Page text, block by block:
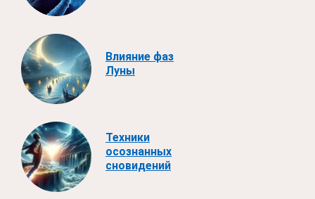
Влияние фаз
Луны
Техники
осознанных
сновидений